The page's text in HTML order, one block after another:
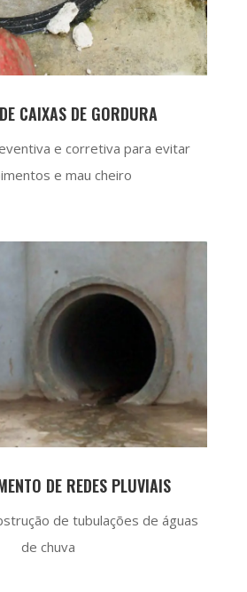
CAIXAS DE GORDURA
e corretiva para evitar
e mau cheiro
DE REDES PLUVIAIS
de tubulações de águas
de chuva